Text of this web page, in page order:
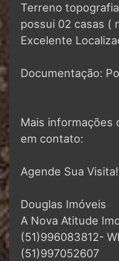
Terreno
possui 02 casas (
Excelente
Documentação:
Mais informações
em contato:
Agende Sua
Douglas Imóveis
A Nova Atitude
(51)996083812-
(51)997052607